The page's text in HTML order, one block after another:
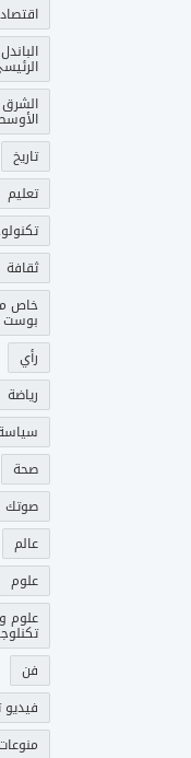
اقتصاد
الباندل
الشرق
تاريخ
تعليم
ثقافة
خاص
بوست
رأي
رياضة
صحة
عالم
علوم
علوم و
فن
فيديو